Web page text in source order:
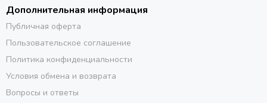
Дополнительная информация
Публичная оферта
Пользовательское соглашение
Политика конфиденциальности
Условия обмена и возврата
Вопросы и ответы